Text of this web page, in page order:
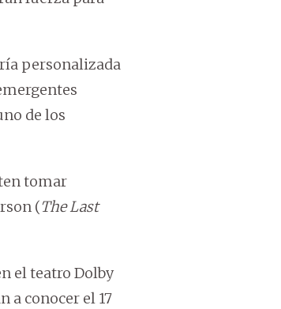
personalizada
de los
tomar
(The Last
el teatro Dolby
a conocer el 17